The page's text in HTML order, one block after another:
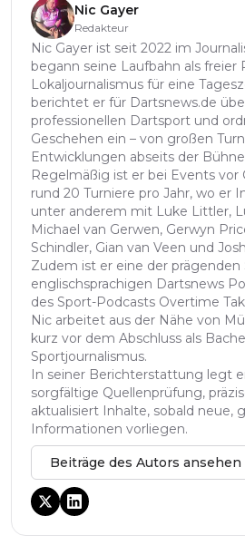
Nic Gayer
Redakteur
Nic Gayer ist seit 2022 im
begann seine Laufbahn als freier
Lokaljournalismus für eine
berichtet er für Dartsnews.de
professionellen Dartsport und
Geschehen ein – von großen
Entwicklungen abseits der
Regelmäßig ist er bei Events
rund 20 Turniere pro Jahr, wo er
unter anderem mit Luke Littler,
Michael van Gerwen, Gerwyn
Schindler, Gian van Veen und
Zudem ist er eine der
englischsprachigen Dartsnews
des Sport-Podcasts Overtime
Nic arbeitet aus der Nähe von
kurz vor dem Abschluss als
Sportjournalismus.
In seiner Berichterstattung legt
sorgfältige Quellenprüfung,
aktualisiert Inhalte, sobald neue,
Informationen vorliegen.
Beiträge des Autors ansehen